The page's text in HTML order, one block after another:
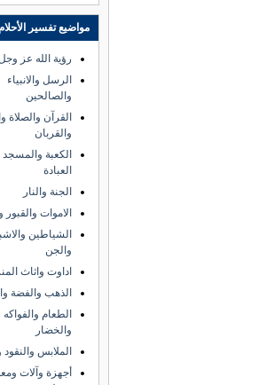
مواضيع تفسير
رؤية الله عز
الرسل والانبياء
والصالحين
القرآن والصلاة
والقربان
الكعبة والمسجد
العبادة
الجنة والنار
الاموات والقبور
الشياطين
والجن
اداوت واثاث
الذهب والفضة
الطعام والفواكه
والخضار
الملابس والنقود
أجهزة وآلات